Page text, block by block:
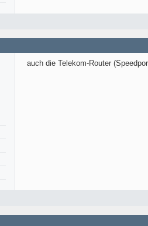
auch die Telekom-Router